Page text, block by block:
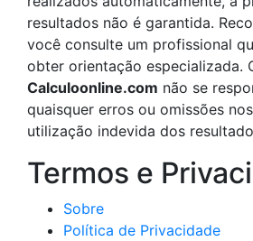
resultados não é garantida.
você consulte um profissional
obter orientação especializada.
Calculoonline.com não se
quaisquer erros ou omissões
utilização indevida dos
Termos e
Sobre
Política de Privacidade